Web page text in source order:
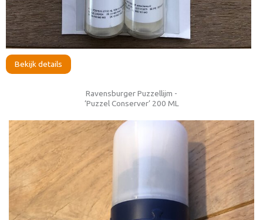
Bekijk details
Ravensburger Puzzellijm -
‘Puzzel Conserver’ 200 ML